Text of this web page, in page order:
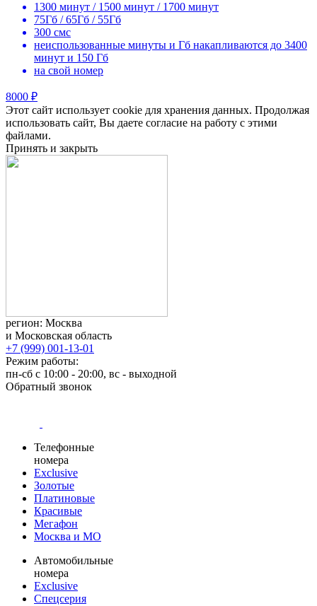
1300 минут / 1500 минут / 1700 минут
75Гб / 65Гб / 55Гб
300 смс
неиспользованные минуты и Гб накапливаются до 3400
минут и 150 Гб
на свой номер
8000 ₽
Этот сайт использует cookie для хранения данных. Продолжая
использовать сайт, Вы даете согласие на работу с этими
файлами.
Принять и закрыть
регион: Москва
и Московская область
+7 (999) 001-13-01
Режим работы:
пн-сб с 10:00 - 20:00, вс - выходной
Обратный звонок
Телефонные
номера
Exclusive
Золотые
Платиновые
Красивые
Мегафон
Москва и МО
Автомобильные
номера
Exclusive
Спецсерия